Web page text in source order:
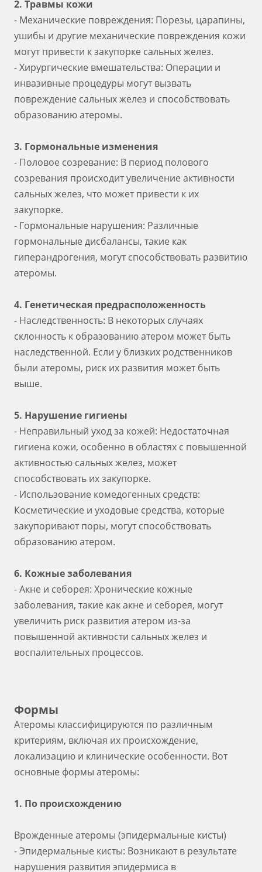
2. Травмы кожи
- Механические повреждения: Порезы, царапины,
ушибы и другие механические повреждения кожи
могут привести к закупорке сальных желез.
- Хирургические вмешательства: Операции и
инвазивные процедуры могут вызвать
повреждение сальных желез и способствовать
образованию атеромы.
3. Гормональные изменения
- Половое созревание: В период полового
созревания происходит увеличение активности
сальных желез, что может привести к их
закупорке.
- Гормональные нарушения: Различные
гормональные дисбалансы, такие как
гиперандрогения, могут способствовать развитию
атеромы.
4. Генетическая предрасположенность
- Наследственность: В некоторых случаях
склонность к образованию атером может быть
наследственной. Если у близких родственников
были атеромы, риск их развития может быть
выше.
5. Нарушение гигиены
- Неправильный уход за кожей: Недостаточная
гигиена кожи, особенно в областях с повышенной
активностью сальных желез, может
способствовать их закупорке.
- Использование комедогенных средств:
Косметические и уходовые средства, которые
закупоривают поры, могут способствовать
образованию атером.
6. Кожные заболевания
- Акне и себорея: Хронические кожные
заболевания, такие как акне и себорея, могут
увеличить риск развития атером из-за
повышенной активности сальных желез и
воспалительных процессов.
Формы
Атеромы классифицируются по различным
критериям, включая их происхождение,
локализацию и клинические особенности. Вот
основные формы атеромы:
1. По происхождению
Врожденные атеромы (эпидермальные кисты)
- Эпидермальные кисты: Возникают в результате
нарушения развития эпидермиса в